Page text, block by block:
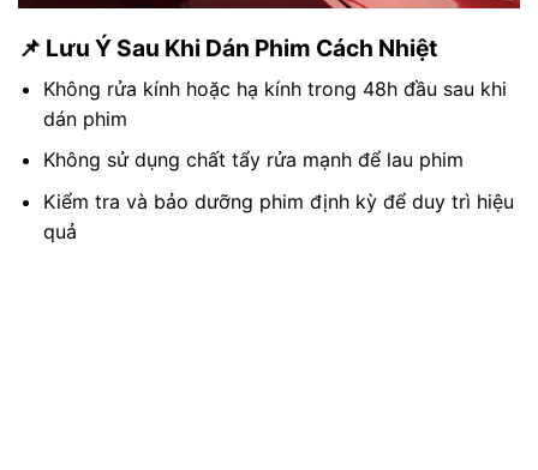
📌 Lưu Ý Sau Khi Dán Phim Cách Nhiệt
Không rửa kính hoặc hạ kính trong 48h đầu sau khi
dán phim
Không sử dụng chất tẩy rửa mạnh để lau phim
Kiểm tra và bảo dưỡng phim định kỳ để duy trì hiệu
quả